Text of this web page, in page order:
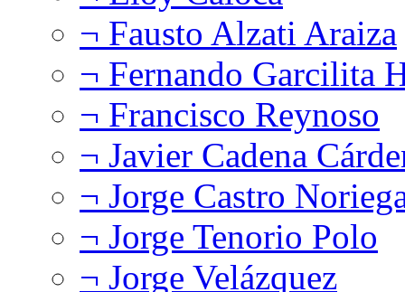
¬ Fausto Alzati Araiza
¬ Fernando Garcilita
¬ Francisco Reynoso
¬ Javier Cadena
¬ Jorge Castro
¬ Jorge Tenorio Polo
¬ Jorge Velázquez